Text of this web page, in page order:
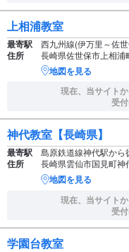
上相浦教室
最寄駅 西九州線(伊万里～佐
住所 長崎県佐世保市上相
地図を見る
現在、当サイト
受
神代教室【長崎県】
最寄駅 島原鉄道線神代駅から
住所 長崎県雲仙市国見町
地図を見る
現在、当サイト
受
学園台教室